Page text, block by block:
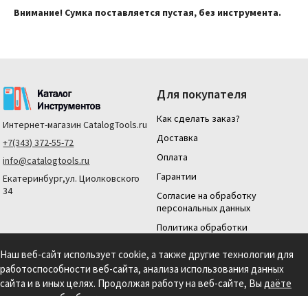
Внимание! Сумка поставляется пустая, без инструмента.
Интернет-магазин CatalogTools.ru
+7(343) 372-55-72
info@catalogtools.ru
Екатеринбург,ул. Циолковского
34
Для покупателя
Как сделать заказ?
Доставка
Оплата
Гарантии
Согласие на обработку
персональных данных
Политика обработки
Для юридических лиц
На нашем сайте мы используем cookie для сбора информации технического
характера. Продолжая использовать этот сайт, вы даете согласие на
Наш веб-сайт использует cookie, а также другие технологии для
работоспособности веб-сайта, анализа использования данных
сайта и в иных целях. Продолжая работу на веб-сайте, Вы даёте